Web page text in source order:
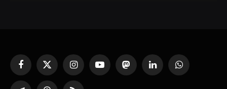
Facebook
X
(Twitter)
InstagramYouTubeMastodonLinkedInWhatsApp